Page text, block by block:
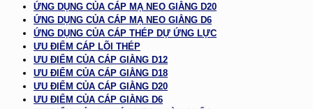
ỨNG DỤNG CỦA CÁP MẠ NEO GIẰNG D20
ỨNG DỤNG CỦA CÁP MẠ NEO GIẰNG D6
ỨNG DỤNG CỦA CÁP THÉP DỰ ỨNG LỰC
ƯU ĐIỂM CÁP LÕI THÉP
ƯU ĐIỂM CỦA CÁP GIẰNG D12
ƯU ĐIỂM CỦA CÁP GIẰNG D18
ƯU ĐIỂM CỦA CÁP GIẰNG D20
ƯU ĐIỂM CỦA CÁP GIẰNG D6